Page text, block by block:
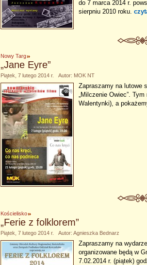
do 7 marca 2014 r.
sierpniu 2010 roku.
Nowy Targ
„Jane Eyre”
Piątek, 7 lutego 2014 r. Autor: MOK NT
Zapraszamy na lutowe
„Milczenie Owiec”.
Walentynki), a
Kościelisko
„Ferie z folklorem”
Piątek, 7 lutego 2014 r. Autor: Agnieszka Bednarz
Zapraszamy na
organizowane będą w
7.02.2014 r. (piątek)